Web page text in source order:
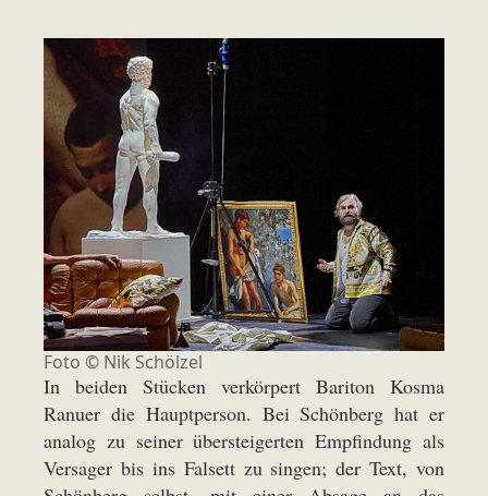
Foto © Nik Schölzel
In beiden Stücken verkörpert Bariton Kosma
Ranuer die Hauptperson. Bei Schönberg hat er
analog zu seiner übersteigerten Empfindung als
Versager bis ins Falsett zu singen; der Text, von